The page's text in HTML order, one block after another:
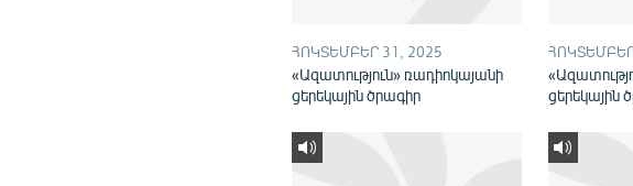
ՀՈԿՏԵՄԲԵՐ 31, 2025
«Ազատություն» ռադիոկայանի
ցերեկային ծրագիր
ցերեկային